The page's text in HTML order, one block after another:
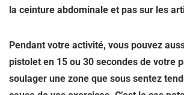
la ceinture abdominale et pas sur les
Pendant votre activité, vous pouvez
pistolet en 15 ou 30 secondes de votre
soulager une zone que sous sentez